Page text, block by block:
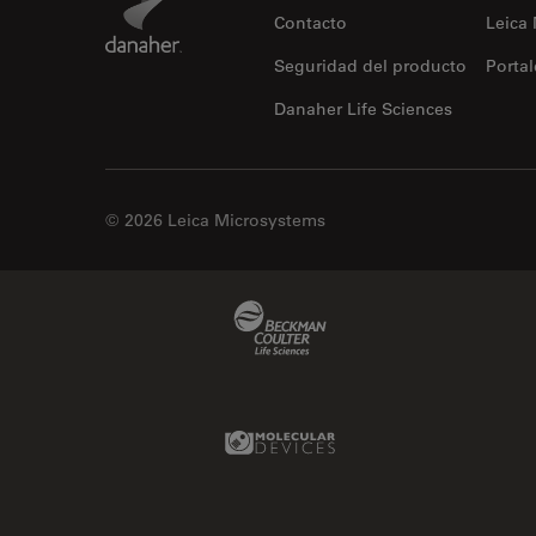
Contacto
Leica
Seguridad del producto
Danaher Life Sciences
© 2026 Leica Microsystems
Molecular Devices Link